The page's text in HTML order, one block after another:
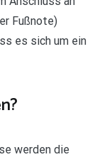
Fußnote)
es sich um ein
werden die